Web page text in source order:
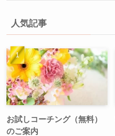
人気記事
お試しコーチング（無料）
のご案内